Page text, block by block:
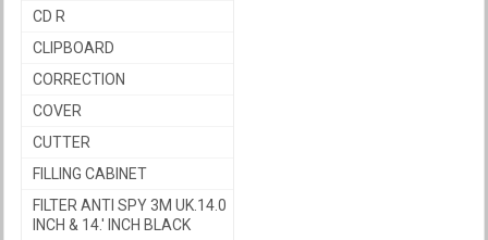
CD R
CLIPBOARD
CORRECTION
COVER
CUTTER
FILLING CABINET
FILTER ANTI SPY 3M UK.14.0
INCH & 14.' INCH BLACK